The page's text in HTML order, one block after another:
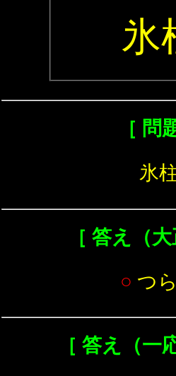
氷
［ 問
氷
［ 答え（大
○ つ
［ 答え（一